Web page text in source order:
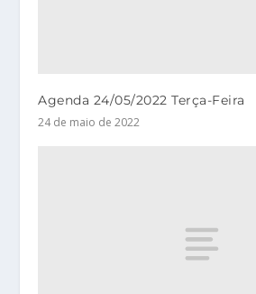
Agenda 24/05/2022 Terça-Feira
24 de maio de 2022